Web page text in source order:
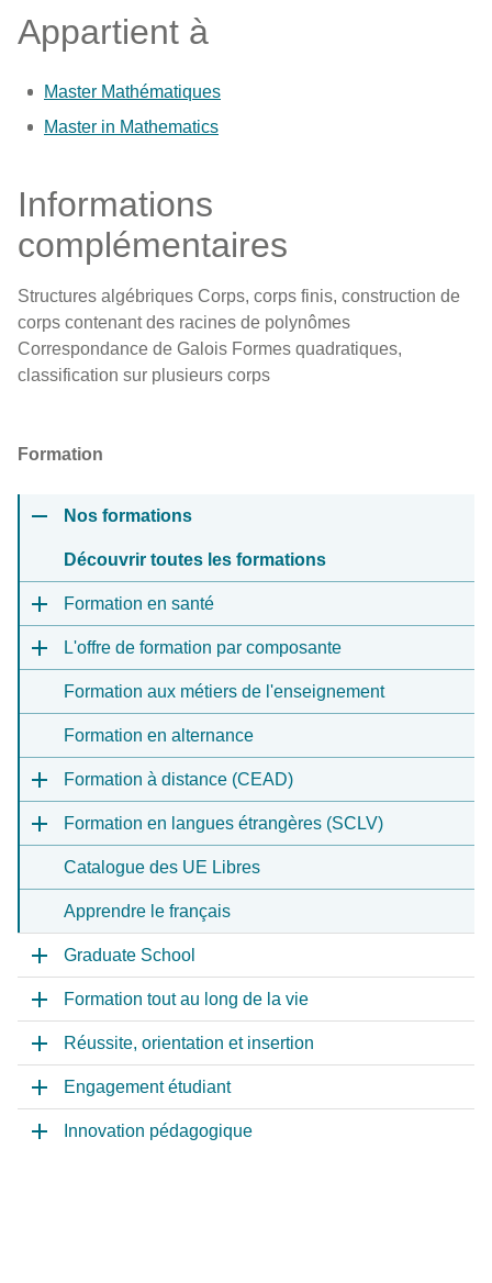
Appartient à
Master Mathématiques
Master in Mathematics
Informations
complémentaires
Structures algébriques Corps, corps finis, construction de
corps contenant des racines de polynômes
Correspondance de Galois Formes quadratiques,
classification sur plusieurs corps
Formation
Nos formations
Découvrir toutes les formations
Formation en santé
L'offre de formation par composante
Formation aux métiers de l'enseignement
Formation en alternance
Formation à distance (CEAD)
Formation en langues étrangères (SCLV)
Catalogue des UE Libres
Apprendre le français
Graduate School
Formation tout au long de la vie
Réussite, orientation et insertion
Engagement étudiant
Innovation pédagogique